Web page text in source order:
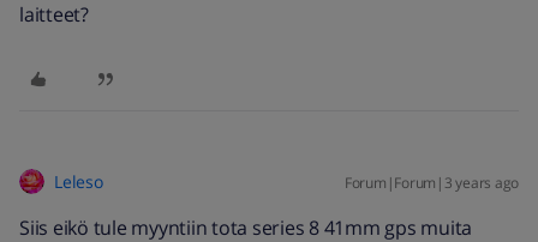
laitteet?
Leleso Forum|Forum|3 years ago
Siis eikö tule myyntiin tota series 8 41mm gps muita